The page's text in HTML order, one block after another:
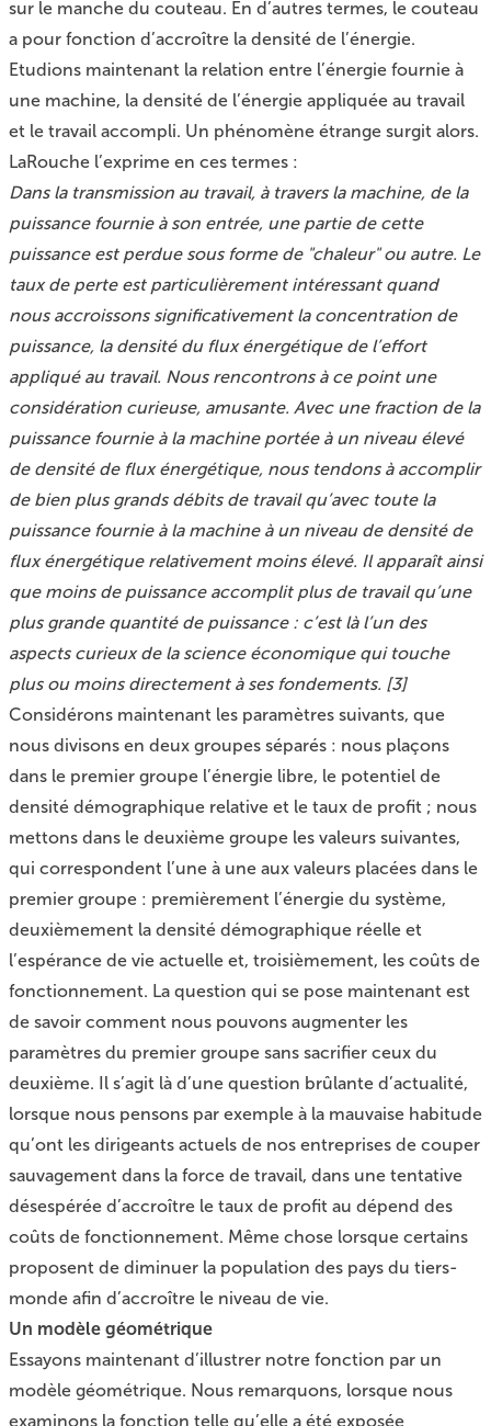
sur le manche du couteau. En d’autres termes, le couteau
a pour fonction d’accroître la densité de l’énergie.
Etudions maintenant la relation entre l’énergie fournie à
une machine, la densité de l’énergie appliquée au travail
et le travail accompli. Un phénomène étrange surgit alors.
LaRouche l’exprime en ces termes :
Dans la transmission au travail, à travers la machine, de la
puissance fournie à son entrée, une partie de cette
puissance est perdue sous forme de "chaleur" ou autre. Le
taux de perte est particulièrement intéressant quand
nous accroissons significativement la concentration de
puissance, la densité du flux énergétique de l’effort
appliqué au travail. Nous rencontrons à ce point une
considération curieuse, amusante. Avec une fraction de la
puissance fournie à la machine portée à un niveau élevé
de densité de flux énergétique, nous tendons à accomplir
de bien plus grands débits de travail qu’avec toute la
puissance fournie à la machine à un niveau de densité de
flux énergétique relativement moins élevé. Il apparaît ainsi
que moins de puissance accomplit plus de travail qu’une
plus grande quantité de puissance : c’est là l’un des
aspects curieux de la science économique qui touche
plus ou moins directement à ses fondements. [3]
Considérons maintenant les paramètres suivants, que
nous divisons en deux groupes séparés : nous plaçons
dans le premier groupe l’énergie libre, le potentiel de
densité démographique relative et le taux de profit ; nous
mettons dans le deuxième groupe les valeurs suivantes,
qui correspondent l’une à une aux valeurs placées dans le
premier groupe : premièrement l’énergie du système,
deuxièmement la densité démographique réelle et
l’espérance de vie actuelle et, troisièmement, les coûts de
fonctionnement. La question qui se pose maintenant est
de savoir comment nous pouvons augmenter les
paramètres du premier groupe sans sacrifier ceux du
deuxième. Il s’agit là d’une question brûlante d’actualité,
lorsque nous pensons par exemple à la mauvaise habitude
qu’ont les dirigeants actuels de nos entreprises de couper
sauvagement dans la force de travail, dans une tentative
désespérée d’accroître le taux de profit au dépend des
coûts de fonctionnement. Même chose lorsque certains
proposent de diminuer la population des pays du tiers-
monde afin d’accroître le niveau de vie.
Un modèle géométrique
Essayons maintenant d’illustrer notre fonction par un
modèle géométrique. Nous remarquons, lorsque nous
examinons la fonction telle qu’elle a été exposée